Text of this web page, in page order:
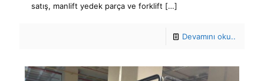
satış, manlift yedek parça ve forklift […]
Devamını oku..